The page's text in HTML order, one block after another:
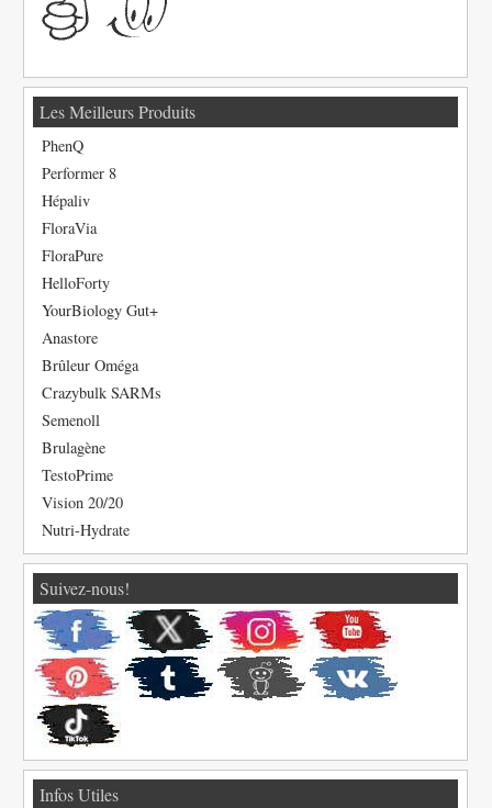
Les Meilleurs Produits
PhenQ
Performer 8
Hépaliv
FloraVia
FloraPure
HelloForty
YourBiology Gut+
Anastore
Brûleur Oméga
Crazybulk SARMs
Semenoll
Brulagène
TestoPrime
Vision 20/20
Nutri-Hydrate
Suivez-nous!
Infos Utiles